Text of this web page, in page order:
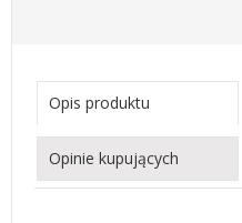
Opis produktu
Opinie kupujących